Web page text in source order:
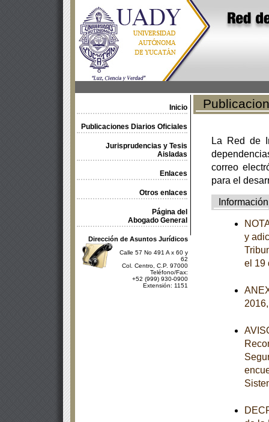
Inicio
Publicaciones Diarios Oficiales
Jurisprudencias y Tesis
Aisladas
Enlaces
Otros enlaces
Página del
Abogado General
Dirección de Asuntos Jurídicos
Calle 57 No 491 A x 60 y
62
Col. Centro, C.P. 97000
Teléfono/Fax:
+52 (999) 930-0900
Extensión: 1151
La Red de
correo
para el
Información
y
el 19